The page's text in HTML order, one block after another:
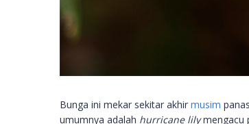
Bunga ini mekar sekitar akhir musim
umumnya adalah hurricane lilymengacu